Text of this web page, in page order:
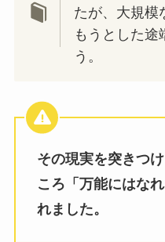
たが、大規模
もうとした途
う。
その現実を突きつ
ころ「万能にはな
れました。